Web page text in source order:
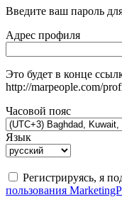
Введите ваш пароль
Адрес профиля
Это будет в конце
http://marpeople.com/
Часовой пояс
Язык
Регистрируясь, я
пользования